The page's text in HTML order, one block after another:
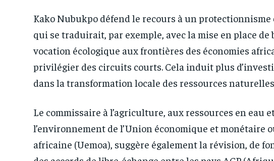
Kako Nubukpo défend le recours à un protectionnisme
qui se traduirait, par exemple, avec la mise en place de
vocation écologique aux frontières des économies
privilégier des circuits courts. Cela induit plus
dans la transformation locale des ressources
Le commissaire à l’agriculture, aux ressources en eau
l’environnement de l’Union économique et monétaire
africaine (Uemoa), suggère également la révision, de